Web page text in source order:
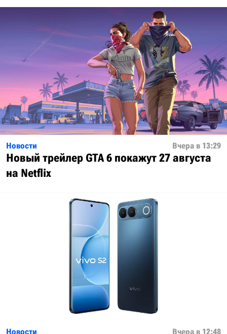
Новости Вчера в 13:29
Новый трейлер GTA 6 покажут 27 августа
на Netflix
Новости Вчера в 12:48